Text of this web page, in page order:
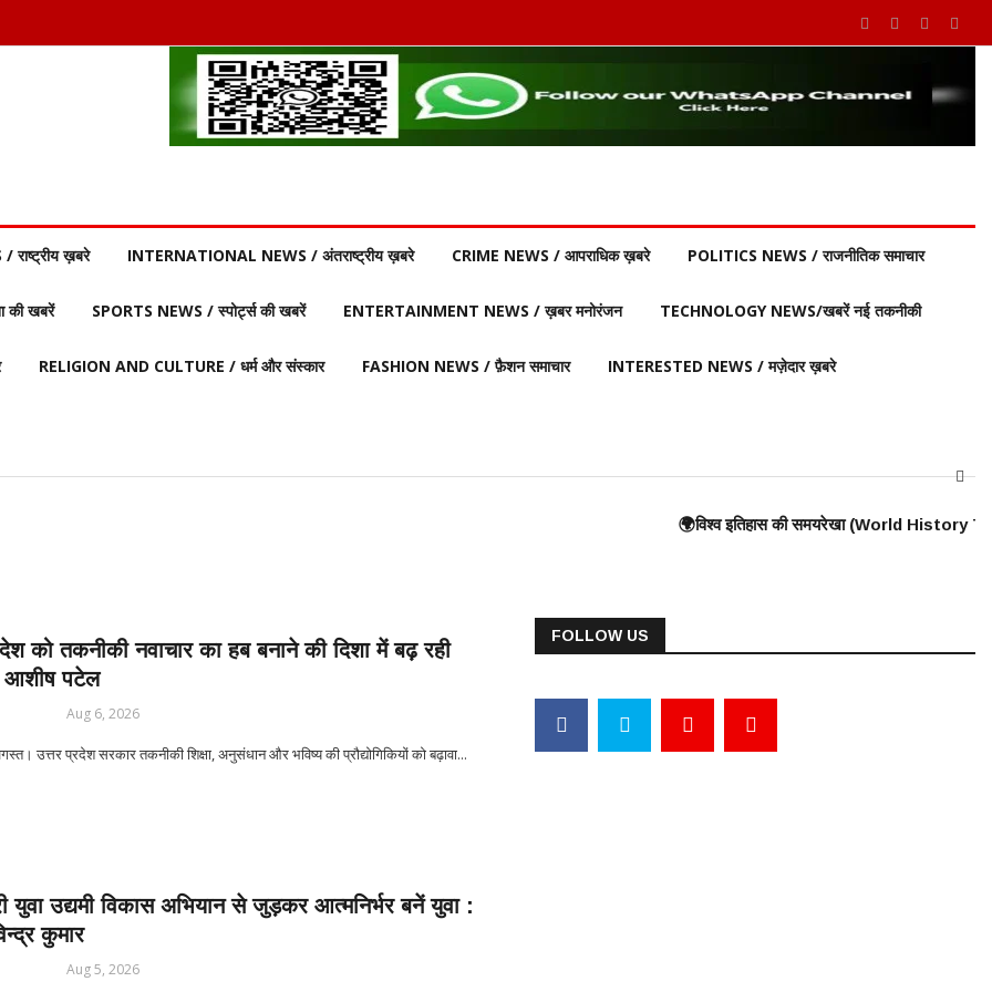
ख़बरे INTERNATIONAL NEWS / अंतराष्ट्रीय ख़बरे CRIME NEWS / आपराधिक ख़बरे POLITICS NEWS / राजनीतिक समाचार
की खबरें SPORTS NEWS / स्पोर्ट्स की खबरें ENTERTAINMENT NEWS / ख़बर मनोरंजन TECHNOLOGY NEWS/खबरें नई तकनीकी
RELIGION AND CULTURE / धर्म और संस्कार FASHION NEWS / फ़ैशन समाचार INTERESTED NEWS / मज़ेदार ख़बरे
सिकंदर महान की मृत्यु ♦️ईसा पूर्व 214 – चीन की महान दीवार (Great Wall) के निर्माण की शुरुआत ⸻ 🟠 375 ई. – हूणों का यूरोप पर आक्रमण
♦️ईसा पूर्व 753 – रोम नगर की स्थापना ♦️ईसा पूर्व 490 – मैराथन का युद्ध, यूनानियों ने फारसियों को पराजित किया ♦️ ईसा पूर्व 360 – प्लेटो और
🌍विश्व इतिहास की समयरेखा (World History Timeline) ⸻ ♦️ ईसा
को तकनीकी नवाचार का हब बनाने की दिशा में बढ़ रही
आशीष पटेल
Aug 6, 2026
उत्तर प्रदेश सरकार तकनीकी शिक्षा, अनुसंधान और भविष्य की प्रौद्योगिकियों को बढ़ावा...
युवा उद्यमी विकास अभियान से जुड़कर आत्मनिर्भर बनें युवा :
कुमार
Aug 5, 2026
FOLLOW US